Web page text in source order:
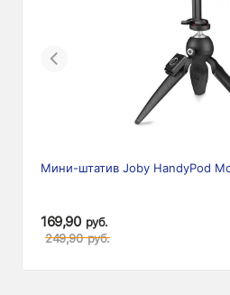
Previous
Мини-штатив Joby HandyPod
169,90 руб.
249,90 руб.